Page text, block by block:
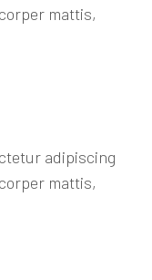
mattis,
adipiscing
mattis,